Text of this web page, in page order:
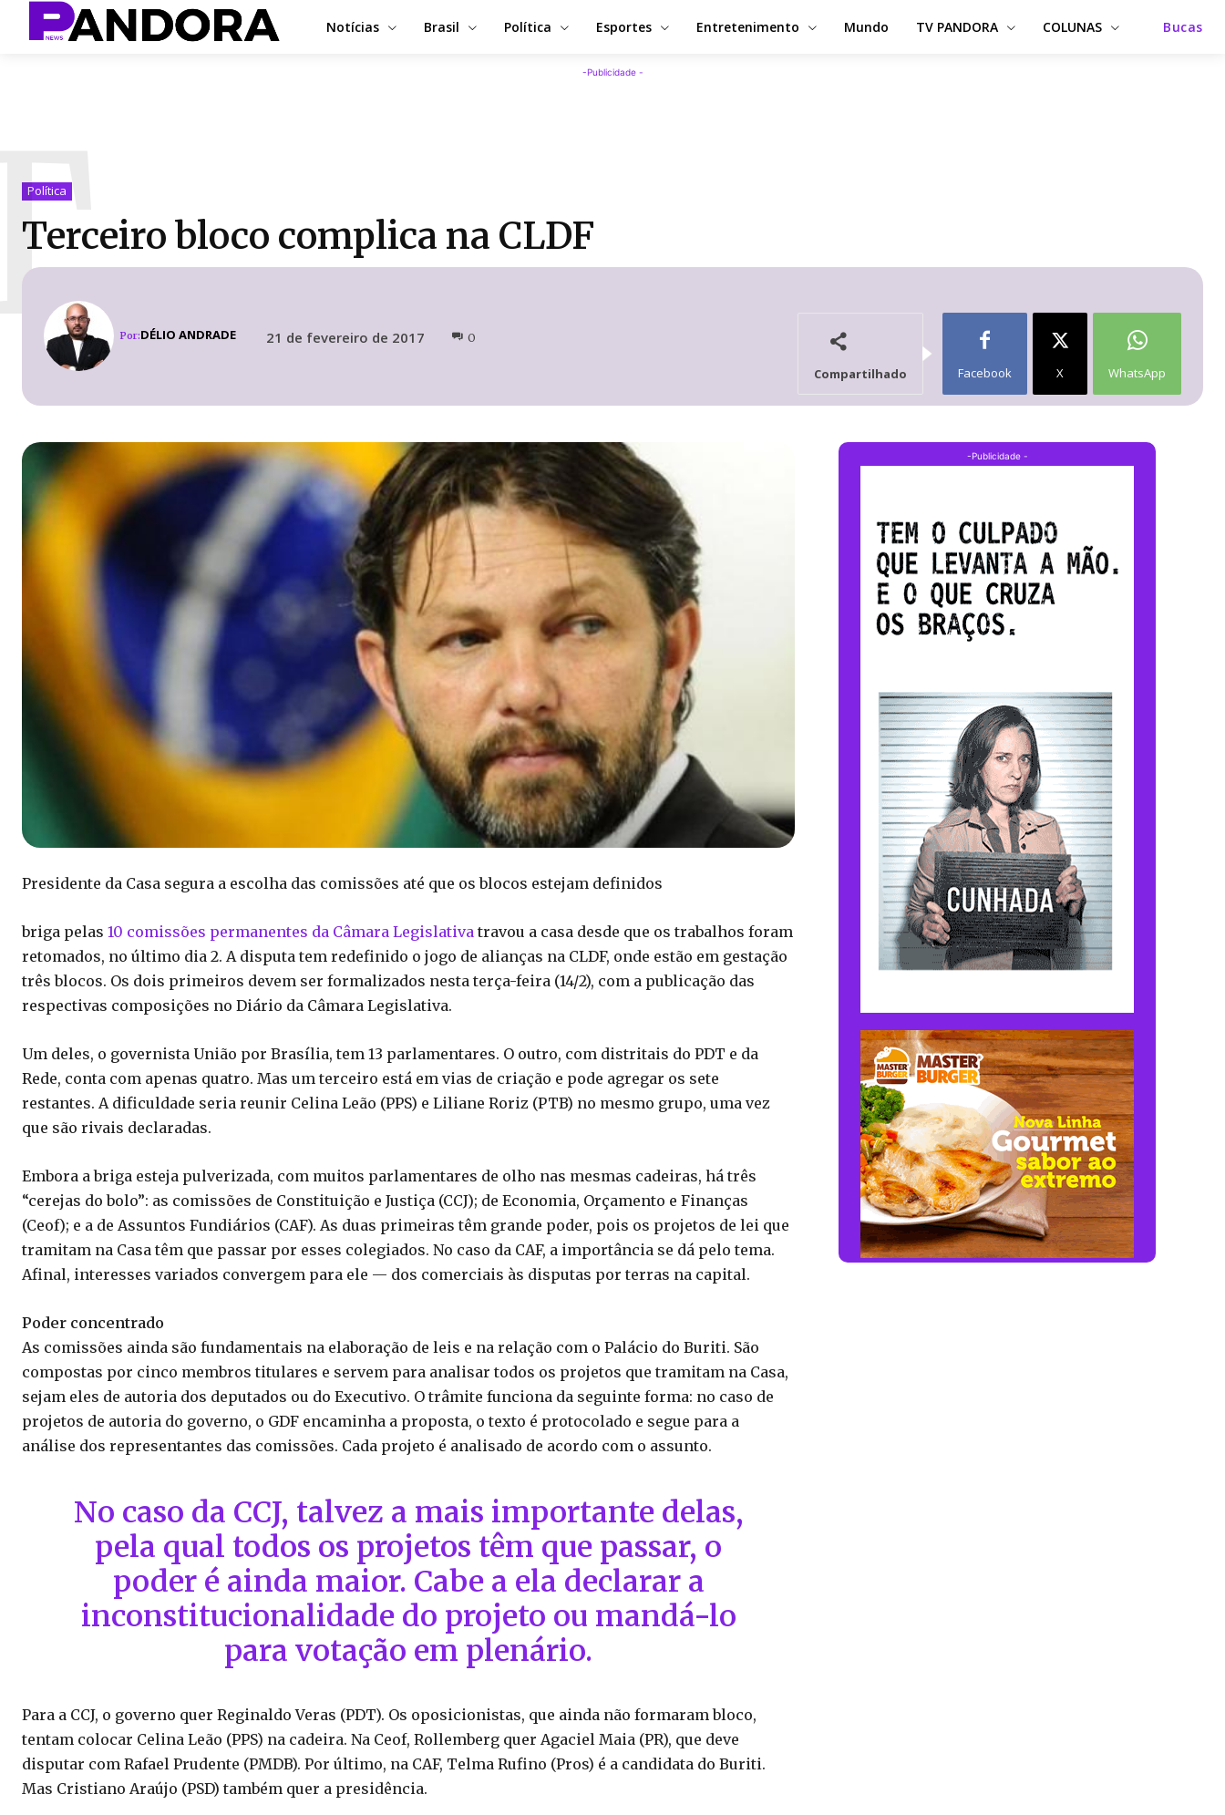
Notícias Brasil Política Esportes Entretenimento Mundo TV PANDORA COLUNAS Bucas
-Publicidade -
Política
Terceiro bloco complica na CLDF
Por:DÉLIO ANDRADE 21 de fevereiro de 2017 0
Compartilhado Facebook X WhatsApp
Presidente da Casa segura a escolha das comissões até que os blocos estejam definidos
briga pelas 10 comissões permanentes da Câmara Legislativa travou a casa desde que os trabalhos foram
retomados, no último dia 2. A disputa tem redefinido o jogo de alianças na CLDF, onde estão em gestação
três blocos. Os dois primeiros devem ser formalizados nesta terça-feira (14/2), com a publicação das
respectivas composições no Diário da Câmara Legislativa.
Um deles, o governista União por Brasília, tem 13 parlamentares. O outro, com distritais do PDT e da
Rede, conta com apenas quatro. Mas um terceiro está em vias de criação e pode agregar os sete
restantes. A dificuldade seria reunir Celina Leão (PPS) e Liliane Roriz (PTB) no mesmo grupo, uma vez
que são rivais declaradas.
Embora a briga esteja pulverizada, com muitos parlamentares de olho nas mesmas cadeiras, há três
“cerejas do bolo”: as comissões de Constituição e Justiça (CCJ); de Economia, Orçamento e Finanças
(Ceof); e a de Assuntos Fundiários (CAF). As duas primeiras têm grande poder, pois os projetos de lei que
tramitam na Casa têm que passar por esses colegiados. No caso da CAF, a importância se dá pelo tema.
Afinal, interesses variados convergem para ele — dos comerciais às disputas por terras na capital.
Poder concentrado
As comissões ainda são fundamentais na elaboração de leis e na relação com o Palácio do Buriti. São
compostas por cinco membros titulares e servem para analisar todos os projetos que tramitam na Casa,
sejam eles de autoria dos deputados ou do Executivo. O trâmite funciona da seguinte forma: no caso de
projetos de autoria do governo, o GDF encaminha a proposta, o texto é protocolado e segue para a
análise dos representantes das comissões. Cada projeto é analisado de acordo com o assunto.
No caso da CCJ, talvez a mais importante delas,
pela qual todos os projetos têm que passar, o
poder é ainda maior. Cabe a ela declarar a
inconstitucionalidade do projeto ou mandá-lo
para votação em plenário.
Para a CCJ, o governo quer Reginaldo Veras (PDT). Os oposicionistas, que ainda não formaram bloco,
tentam colocar Celina Leão (PPS) na cadeira. Na Ceof, Rollemberg quer Agaciel Maia (PR), que deve
disputar com Rafael Prudente (PMDB). Por último, na CAF, Telma Rufino (Pros) é a candidata do Buriti.
Mas Cristiano Araújo (PSD) também quer a presidência.
-Publicidade -